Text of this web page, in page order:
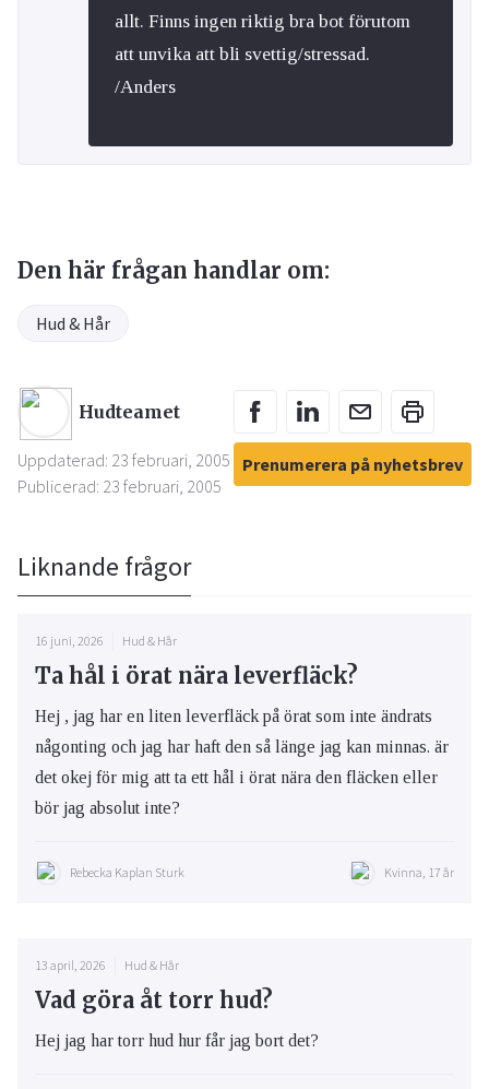
allt. Finns ingen riktig bra bot förutom
att unvika att bli svettig/stressad.
/Anders
Den här frågan handlar om:
Hud & Hår
Hudteamet
Uppdaterad: 23 februari, 2005
Publicerad: 23 februari, 2005
Prenumerera på nyhetsbrev
Liknande frågor
16 juni, 2026 Hud & Hår
Ta hål i örat nära leverfläck?
Hej , jag har en liten leverfläck på örat som inte ändrats
någonting och jag har haft den så länge jag kan minnas. är
det okej för mig att ta ett hål i örat nära den fläcken eller
bör jag absolut inte?
Rebecka Kaplan Sturk Kvinna, 17 år
13 april, 2026 Hud & Hår
Vad göra åt torr hud?
Hej jag har torr hud hur får jag bort det?